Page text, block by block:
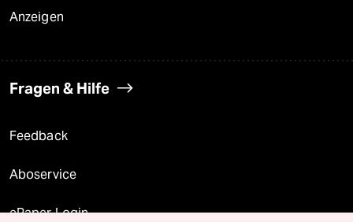
Anzeigen
Fragen & Hilfe
Feedback
Aboservice
ePaper Login